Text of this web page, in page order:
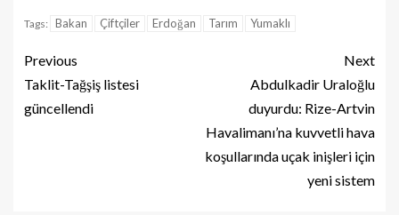
Tags: Bakan Çiftçiler Erdoğan Tarım Yumaklı
Previous
Taklit-Tağşiş listesi
güncellendi
Next
Abdulkadir Uraloğlu
duyurdu: Rize-Artvin
Havalimanı’na kuvvetli hava
koşullarında uçak inişleri için
yeni sistem